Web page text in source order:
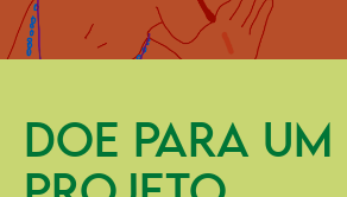
DOE PARA UM